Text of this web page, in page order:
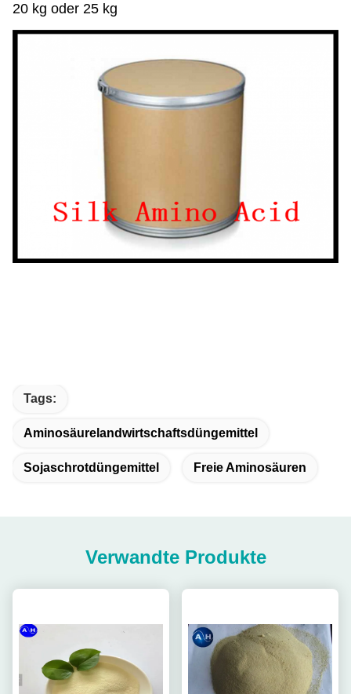
20 kg oder 25 kg
Tags:
Aminosäurelandwirtschaftsdüngemittel
Sojaschrotdüngemittel Freie Aminosäuren
Verwandte Produkte